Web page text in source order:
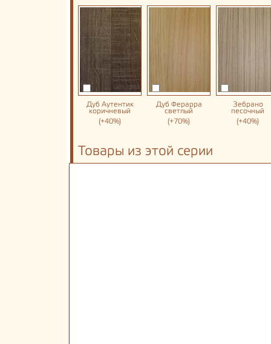
Дуб Аутентик
коричневый
(+40%)
Дуб Ферарра
светлый
(+70%)
Зебрано
песочный
(+40%)
Товары из этой серии